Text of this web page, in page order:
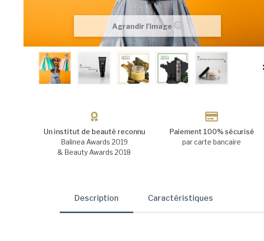
Agrandir l'image
Un institut de beauté reconnu
Balinea Awards 2019
& Beauty Awards 2018
Paiement 100% sécurisé
par carte bancaire
Description Caractéristiques